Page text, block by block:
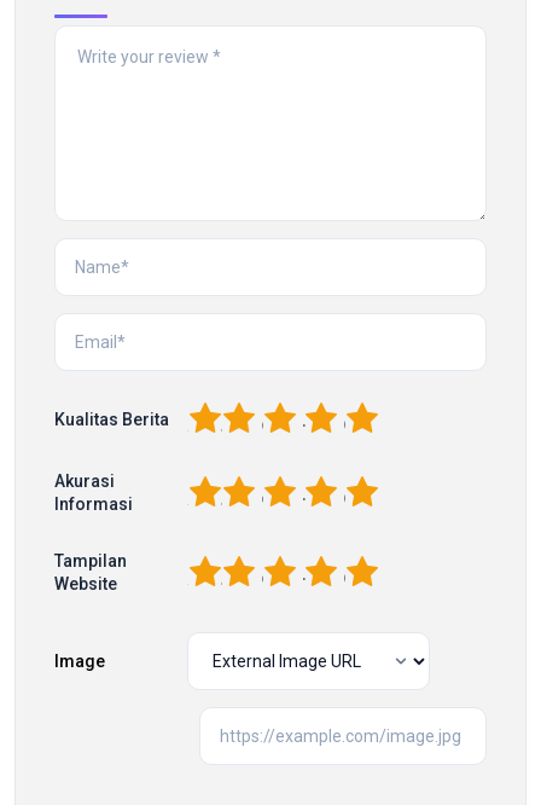
Kualitas Berita 5
4
3
2
Akurasi
Informasi
5
4
3
2
Tampilan
Website
5
4
3
2
Image